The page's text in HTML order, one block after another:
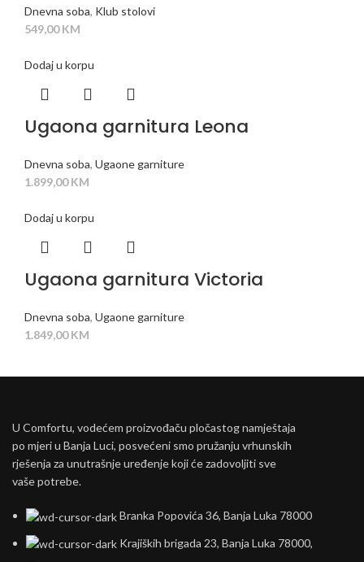
Dnevna soba, Klub stolovi
549,00KM
Dodaj u korpu
Ugaona garnitura Leona
Dnevna soba, Ugaone garniture
1.899,00KM
Dodaj u korpu
Ugaona garnitura Victoria
Dnevna soba, Ugaone garniture
1.849,00KM
U Comfortu, vodećem proizvođaču pločastog namještaja
po mjeri u Banja Luci, posvećeni smo pružanju vrhunskih
rješenja za unutrašnje uređenje koji će zadovoljiti sve
vaše potrebe.
Branka Popovića 36, Banja Luka 78000
Krajiških brigada 23, Banja Luka 78000,